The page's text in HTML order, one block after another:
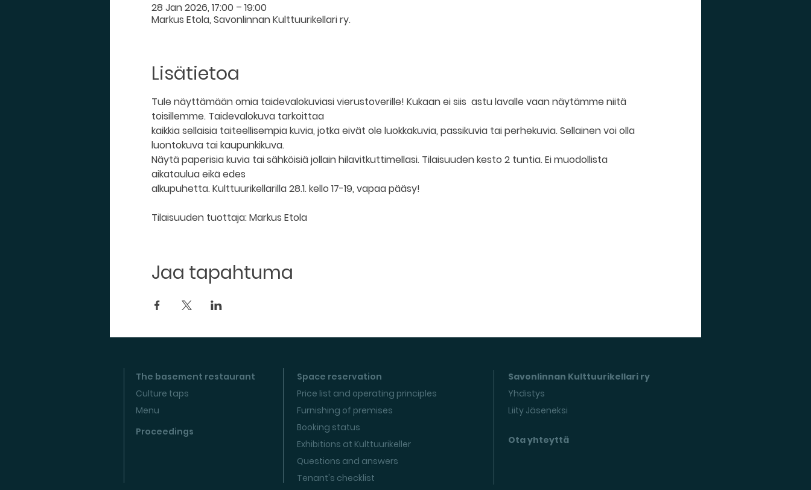
28 Jan 2026, 17:00 – 19:00
Markus Etola, Savonlinnan Kulttuurikellari ry.
Lisätietoa
Tule näyttämään omia taidevalokuviasi vierustoverille! Kukaan ei siis  astu lavalle vaan näytämme niitä
toisillemme. Taidevalokuva tarkoittaa
kaikkia sellaisia taiteellisempia kuvia, jotka eivät ole luokkakuvia, passikuvia tai perhekuvia. Sellainen voi olla
luontokuva tai kaupunkikuva.
Näytä paperisia kuvia tai sähköisiä jollain hilavitkuttimellasi. Tilaisuuden kesto 2 tuntia. Ei muodollista
aikataulua eikä edes
alkupuhetta. Kulttuurikellarilla 28.1. kello 17-19, vapaa pääsy!
Tilaisuuden tuottaja: Markus Etola
Jaa tapahtuma
The basement restaurant
Culture taps
Menu
Proceedings
Space reservation
Price list and operating principles
Furnishing of premises
Booking status
Exhibitions at Kulttuurikeller
Questions and answers
Tenant's checklist
Savonlinnan Kulttuurikellari ry
Yhdistys
Liity Jäseneksi
Ota yhteyttä